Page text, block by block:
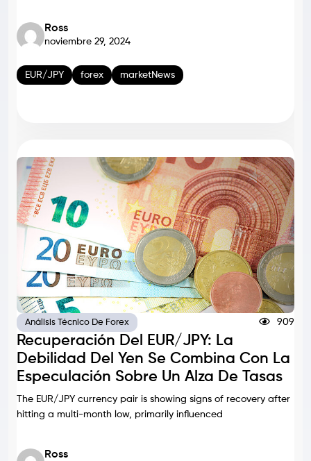
Ross
noviembre 29, 2024
EUR/JPY forex marketNews
Análisis Técnico De Forex 909
Recuperación Del EUR/JPY: La
Debilidad Del Yen Se Combina Con La
Especulación Sobre Un Alza De Tasas
The EUR/JPY currency pair is showing signs of recovery after
hitting a multi-month low, primarily influenced
Ross